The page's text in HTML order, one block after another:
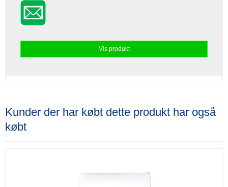
Vis produkt
Kunder der har købt dette produkt har også
købt